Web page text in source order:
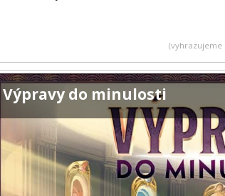
Výpravy do minulosti